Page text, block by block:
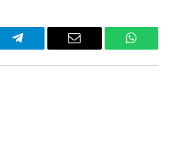
Telegram Email